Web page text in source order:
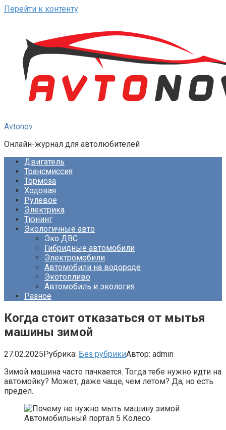
Перейти к контенту
Avtonov
Онлайн-журнал для автолюбителей
Двигатель
Трансмиссия
Тормоза
Ходовая
Рулевое
Электрика
Тюнинг
Экологичные авто
Эко ДВС
Гибридные автомобили
Электромобили
Автомобили на водороде
Экотопливо
Автомобиль и экология
Разное
Когда стоит отказаться от мытья
машины зимой
27.02.2025Рубрика: Без рубрикиАвтор: admin
Зимой машина часто пачкается. Тогда тебе нужно идти на
автомойку? Может, даже чаще, чем летом? Да, но есть
предел.